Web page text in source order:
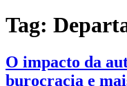
Tag:
O impacto da
burocracia e